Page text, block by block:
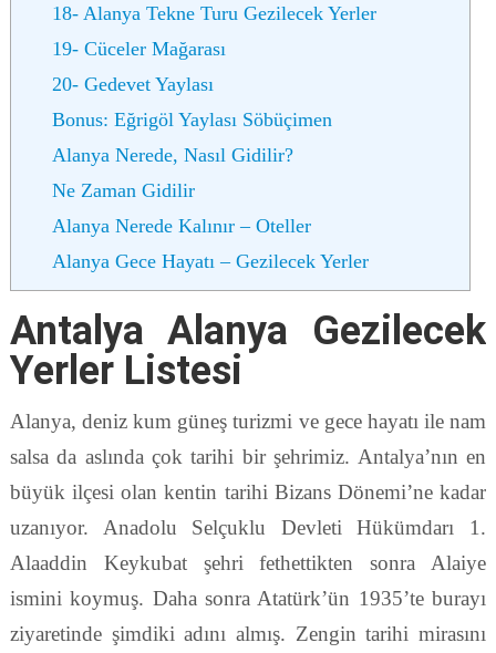
18- Alanya Tekne Turu Gezilecek Yerler
19- Cüceler Mağarası
20- Gedevet Yaylası
Bonus: Eğrigöl Yaylası Söbüçimen
Alanya Nerede, Nasıl Gidilir?
Ne Zaman Gidilir
Alanya Nerede Kalınır – Oteller
Alanya Gece Hayatı – Gezilecek Yerler
Antalya Alanya Gezilecek
Yerler Listesi
Alanya, deniz kum güneş turizmi ve gece hayatı ile nam
salsa da aslında çok tarihi bir şehrimiz. Antalya’nın en
büyük ilçesi olan kentin tarihi Bizans Dönemi’ne kadar
uzanıyor. Anadolu Selçuklu Devleti Hükümdarı 1.
Alaaddin Keykubat şehri fethettikten sonra Alaiye
ismini koymuş. Daha sonra Atatürk’ün 1935’te burayı
ziyaretinde şimdiki adını almış. Zengin tarihi mirasını